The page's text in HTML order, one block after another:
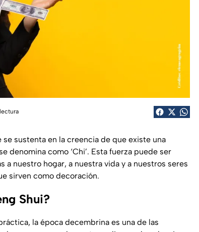
sustenta en la creencia de que existe una
denomina como ‘Chi’. Esta fuerza puede ser
a nuestro hogar, a nuestra vida y a nuestros seres
sirven como decoración.
Shui?
la época decembrina es una de las